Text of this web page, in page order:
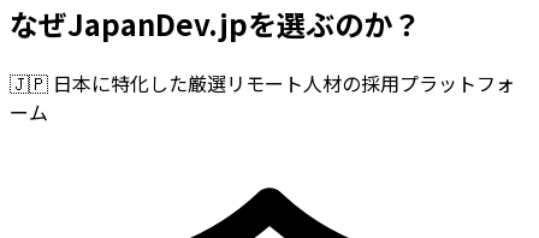
なぜJapanDev.jpを選ぶのか？
🇯🇵 日本に特化した厳選リモート人材の採用プラットフォ
ーム